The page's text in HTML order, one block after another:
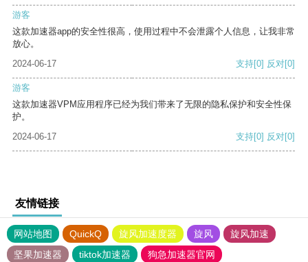
游客
这款加速器app的安全性很高，使用过程中不会泄露个人信息，让我非常
放心。
2024-06-17
支持[0] 反对[0]
游客
这款加速器VPM应用程序已经为我们带来了无限的隐私保护和安全性保
护。
2024-06-17
支持[0] 反对[0]
友情链接
网站地图 QuickQ 旋风加速度器 旋风
旋风加速
坚果加速器
tiktok加速器
狗急加速器官网